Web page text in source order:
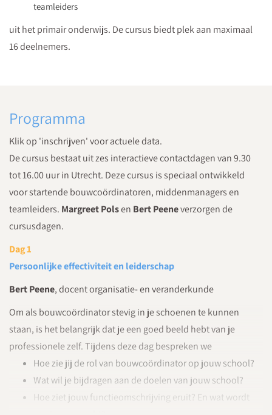
teamleiders
uit het primair onderwijs. De cursus biedt plek aan maximaal
16 deelnemers.
Programma
Klik op 'inschrijven' voor actuele data.
De cursus bestaat uit zes interactieve contactdagen van 9.30
tot 16.00 uur in Utrecht. Deze cursus is speciaal ontwikkeld
voor startende bouwcoördinatoren, middenmanagers en
teamleiders. Margreet Polsen Bert Peeneverzorgen de
cursusdagen.
Dag 1
Persoonlijke effectiviteit en leiderschap
Bert Peene, docent organisatie- en veranderkunde
Om als bouwcoördinator stevig in je schoenen te kunnen
staan, is het belangrijk dat je een goed beeld hebt van je
professionele zelf. Tijdens deze dag bespreken we
Hoe zie jij de rol van bouwcoördinator op jouw school?
Wat wil je bijdragen aan de doelen van jouw school?
Hoe ziet jouw functieomschrijving eruit? En wat wordt